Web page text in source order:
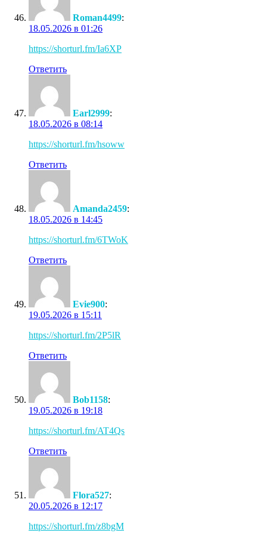
Roman4499:
18.05.2026 в 01:26
https://shorturl.fm/Ia6XP
Ответить
Earl2999:
18.05.2026 в 08:14
https://shorturl.fm/hsoww
Ответить
Amanda2459:
18.05.2026 в 14:45
https://shorturl.fm/6TWoK
Ответить
Evie900:
19.05.2026 в 15:11
https://shorturl.fm/2P5lR
Ответить
Bob1158:
19.05.2026 в 19:18
https://shorturl.fm/AT4Qs
Ответить
Flora527:
20.05.2026 в 12:17
https://shorturl.fm/z8bgM